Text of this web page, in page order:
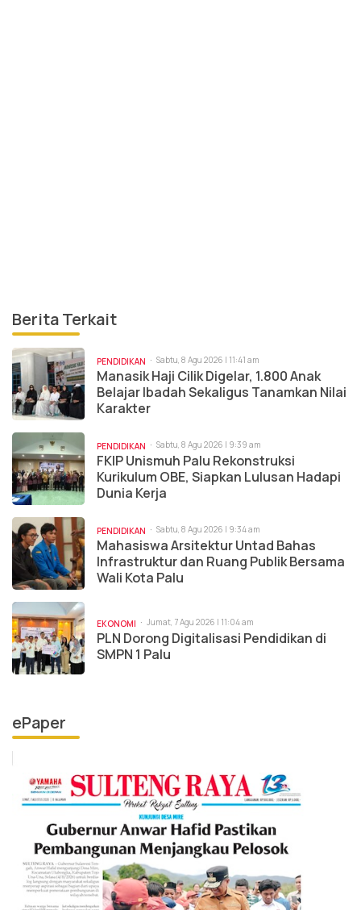
Berita Terkait
PENDIDIKAN Sabtu, 8 Agu 2026 | 11:41 am
Manasik Haji Cilik Digelar, 1.800 Anak
Belajar Ibadah Sekaligus Tanamkan Nilai
Karakter
PENDIDIKAN Sabtu, 8 Agu 2026 | 9:39 am
FKIP Unismuh Palu Rekonstruksi
Kurikulum OBE, Siapkan Lulusan Hadapi
Dunia Kerja
PENDIDIKAN Sabtu, 8 Agu 2026 | 9:34 am
Mahasiswa Arsitektur Untad Bahas
Infrastruktur dan Ruang Publik Bersama
Wali Kota Palu
EKONOMI Jumat, 7 Agu 2026 | 11:04 am
PLN Dorong Digitalisasi Pendidikan di
SMPN 1 Palu
ePaper